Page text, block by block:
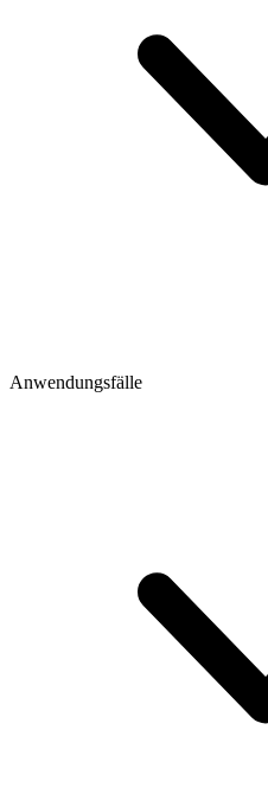
Anwendungsfälle